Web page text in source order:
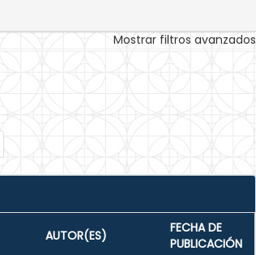
Mostrar filtros avanzados
AUTOR(ES)
FECHA DE
PUBLICACIÓN